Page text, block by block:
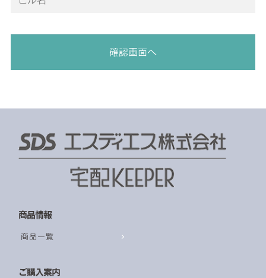
商品情報
商品一覧
ご購入案内